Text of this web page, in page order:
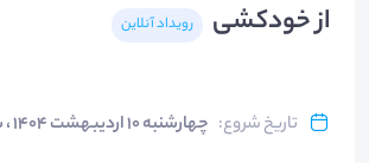
از خودکشی
رویداد آنلاین
تاریخ شروع: چهارشنبه ۱۰ اردیبهشت ۱۴۰۴ ، ساعت ۰۵:۳۰